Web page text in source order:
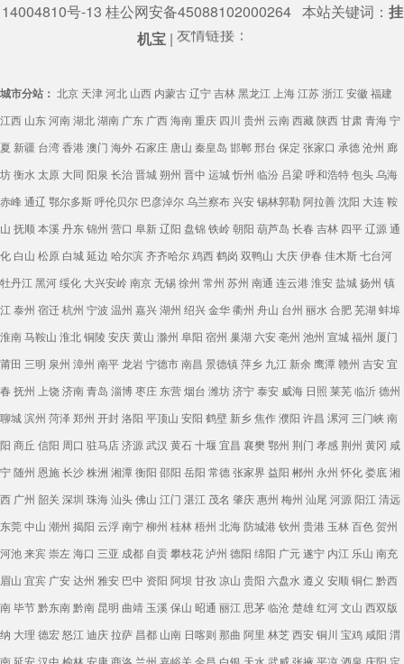
14004810号-13 桂公网安备45088102000264本站关键词： 挂
机宝 | 友情链接：
城市分站： 北京 天津河北 山西 内蒙古辽宁吉林黑龙江 上海江苏浙江 安徽福建
江西 山东河南湖北湖南 广东 广西海南重庆 四川 贵州 云南西藏陕西甘肃青海宁
夏 新疆 台湾香港澳门 海外石家庄 唐山 秦皇岛 邯郸邢台 保定 张家口 承德沧州 廊
坊衡水 太原 大同 阳泉 长治晋城 朔州 晋中 运城 忻州 临汾 吕梁 呼和浩特包头乌海
赤峰 通辽 鄂尔多斯呼伦贝尔 巴彦淖尔乌兰察布 兴安锡林郭勒 阿拉善沈阳 大连鞍
山 抚顺本溪丹东锦州 营口 阜新辽阳 盘锦铁岭朝阳 葫芦岛 长春 吉林 四平辽源 通
化 白山 松原 白城 延边 哈尔滨 齐齐哈尔 鸡西鹤岗 双鸭山 大庆伊春 佳木斯七台河
牡丹江 黑河绥化 大兴安岭南京无锡徐州 常州 苏州 南通 连云港淮安盐城 扬州 镇
江 泰州 宿迁杭州 宁波 温州 嘉兴湖州 绍兴金华衢州 舟山 台州 丽水 合肥芜湖 蚌埠
淮南马鞍山 淮北铜陵 安庆黄山 滁州 阜阳 宿州 巢湖 六安亳州 池州 宣城 福州 厦门
莆田 三明 泉州 漳州 南平龙岩宁德市南昌 景德镇萍乡 九江 新余 鹰潭赣州 吉安宜
春 抚州 上饶济南青岛 淄博枣庄 东营烟台 潍坊济宁泰安 威海 日照 莱芜临沂德州
聊城 滨州 菏泽郑州 开封洛阳 平顶山 安阳 鹤壁 新乡焦作濮阳 许昌 漯河 三门峡南
阳 商丘 信阳 周口 驻马店济源 武汉 黄石十堰宜昌 襄樊鄂州 荆门 孝感荆州 黄冈 咸
宁随州 恩施长沙株洲 湘潭衡阳 邵阳 岳阳 常德张家界 益阳 郴州 永州 怀化娄底湘
西 广州 韶关 深圳 珠海汕头佛山 江门 湛江 茂名 肇庆惠州 梅州 汕尾 河源 阳江 清远
东莞中山 潮州 揭阳 云浮南宁柳州 桂林梧州 北海防城港钦州 贵港 玉林百色贺州
河池来宾崇左海口 三亚 成都 自贡攀枝花泸州 德阳 绵阳 广元遂宁 内江 乐山 南充
眉山 宜宾 广安达州 雅安 巴中 资阳 阿坝 甘孜凉山 贵阳 六盘水 遵义 安顺铜仁 黔西
南毕节黔东南黔南 昆明 曲靖 玉溪保山 昭通 丽江 思茅临沧 楚雄红河文山 西双版
纳 大理 德宏怒江 迪庆拉萨 昌都 山南 日喀则 那曲 阿里 林芝西安铜川 宝鸡 咸阳 渭
南延安汉中 榆林 安康商洛 兰州 嘉峪关 金昌 白银 天水 武威张掖 平凉酒泉 庆阳 定